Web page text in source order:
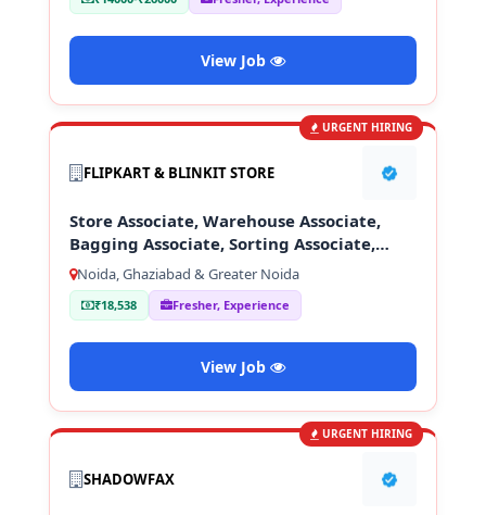
View Job
URGENT HIRING
FLIPKART & BLINKIT STORE
Store Associate, Warehouse Associate,
Bagging Associate, Sorting Associate,
Loading & Unloading Staff
Noida, Ghaziabad & Greater Noida
₹18,538 Fresher, Experience
View Job
URGENT HIRING
SHADOWFAX